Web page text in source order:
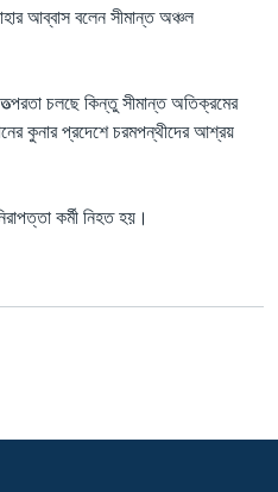
আব্বাস বলেন সীমান্ত অঞ্চল
চলছে কিন্তু সীমান্ত অতিক্রমের
কুনার প্রদেশে চরমপন্থীদের আশ্রয়
কর্মী নিহত হয়।